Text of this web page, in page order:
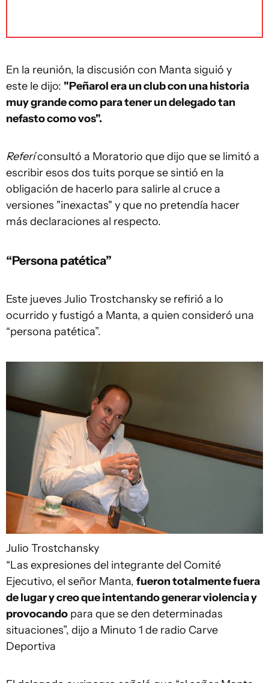
En la reunión, la discusión con Manta siguió y
este le dijo: "Peñarol era un club con una historia
muy grande como para tener un delegado tan
nefasto como vos".
Referíconsultó a Moratorio que dijo que se limitó a
escribir esos dos tuits porque se sintió en la
obligación de hacerlo para salirle al cruce a
versiones "inexactas" y que no pretendía hacer
más declaraciones al respecto.
“Persona patética”
Este jueves Julio Trostchansky se refirió a lo
ocurrido y fustigó a Manta, a quien consideró una
“persona patética”.
Julio Trostchansky
“Las expresiones del integrante del Comité
Ejecutivo, el señor Manta, fueron totalmente fuera
de lugar y creo que intentando generar violencia y
provocando para que se den determinadas
situaciones”, dijo a Minuto 1 de radio Carve
Deportiva